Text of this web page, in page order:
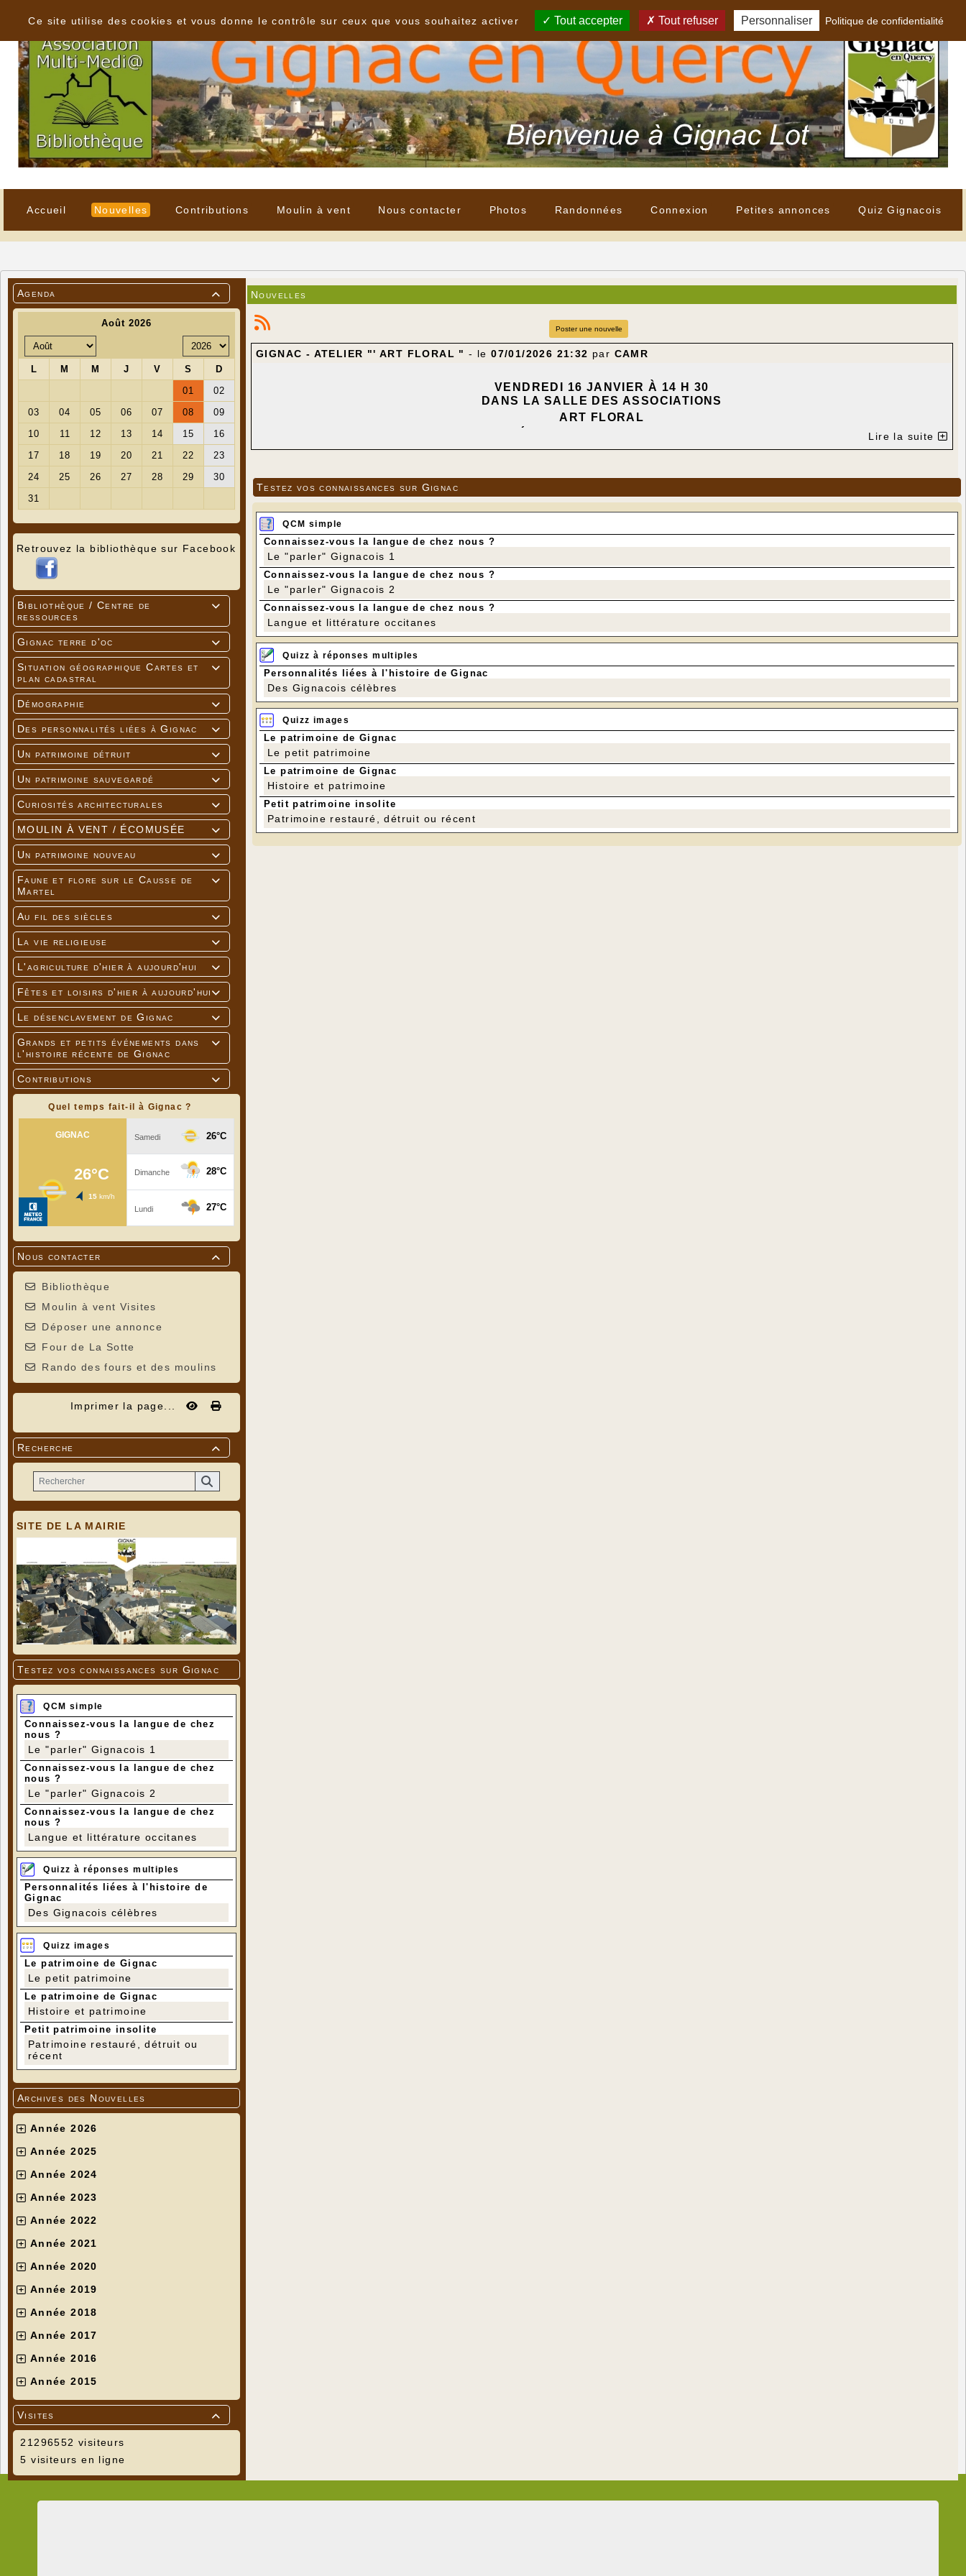
Accueil Nouvelles Contributions Moulin à vent Nous contacter Photos Randonnées Connexion Petites annonces Quiz Gignacois

Agenda
Retrouvez la bibliothèque sur Facebook

Bibliothèque / Centre de
ressources

Gignac terre d'oc

Situation géographique Cartes et
plan cadastral

Démographie

Des personnalités liées à Gignac

Un patrimoine détruit

Un patrimoine sauvegardé

Curiosités architecturales

MOULIN À VENT / ÉCOMUSÉE

Un patrimoine nouveau

Faune et flore sur le Causse de
Martel

Au fil des siècles

La vie religieuse

L'agriculture d'hier à aujourd'hui

Fêtes et loisirs d'hier à aujourd'hui

Le désenclavement de Gignac

Grands et petits événements dans
l'histoire récente de Gignac

Contributions
Quel temps fait-il à Gignac ?

Nous contacter
Bibliothèque
Moulin à vent Visites
Déposer une annonce
Four de La Sotte
Rando des fours et des moulins
Imprimer la page...

Recherche
SITE DE LA MAIRIE
Testez vos connaissances sur Gignac
QCM simple
Connaissez-vous la langue de chez
nous ?
Le "parler" Gignacois 1
Connaissez-vous la langue de chez
nous ?
Le "parler" Gignacois 2
Connaissez-vous la langue de chez
nous ?
Langue et littérature occitanes
Quizz à réponses multiples
Personnalités liées à l'histoire de
Gignac
Des Gignacois célèbres
Quizz images
Le patrimoine de Gignac
Le petit patrimoine
Le patrimoine de Gignac
Histoire et patrimoine
Petit patrimoine insolite
Patrimoine restauré, détruit ou
récent
Archives des Nouvelles
Année 2026
Année 2025
Année 2024
Année 2023
Année 2022
Année 2021
Année 2020
Année 2019
Année 2018
Année 2017
Année 2016
Année 2015

Visites
21296552 visiteurs
5 visiteurs en ligne
Nouvelles
Poster une nouvelle
GIGNAC - ATELIER "' ART FLORAL " - le07/01/2026 21:32 par CAMR
VENDREDI 16 JANVIER À 14 H 30
DANS LA SALLE DES ASSOCIATIONS
ART FLORAL
---
Nous nous retrouvons déjà la semaine prochaine pour un nouvel atelier. « L’hiver au chaud »
En dehors d’un tire bouchon….Vous n’aurez besoin de rien de particulier sauf sécateur, ciseaux, couteau comme
d’habitude.
Merci de vous inscrire avant dimanche 11 janvier.
Au plaisir de vous revoir,
Anne Marie
Tél : 07 87 40 88 64
Lire la suite
Testez vos connaissances sur Gignac
QCM simple
Connaissez-vous la langue de chez nous ?
Le "parler" Gignacois 1
Connaissez-vous la langue de chez nous ?
Le "parler" Gignacois 2
Connaissez-vous la langue de chez nous ?
Langue et littérature occitanes
Quizz à réponses multiples
Personnalités liées à l'histoire de Gignac
Des Gignacois célèbres
Quizz images
Le patrimoine de Gignac
Le petit patrimoine
Le patrimoine de Gignac
Histoire et patrimoine
Petit patrimoine insolite
Patrimoine restauré, détruit ou récent
Ce site utilise des cookies et vous donne le contrôle sur ceux que vous souhaitez activer
Tout accepter Tout refuser Personnaliser Politique de confidentialité